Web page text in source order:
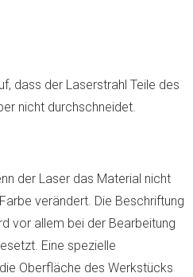
dass der Laserstrahl Teile des
nicht durchschneidet.
der Laser das Material nicht
verändert. Die Beschriftung
vor allem bei der Bearbeitung
Eine spezielle
Oberfläche des Werkstücks